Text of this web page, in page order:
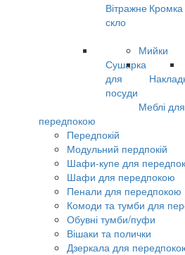
Вітражне
скло
Кромка
Сушарка
для
посуди
Мийки
Меблі для
передпокою
Передпокій
Модульний пердпокій
Шафи-купе для
Шафи для передпокою
Пенали для передпокою
Комоди та тумби для
Обувні тумби/пуфи
Вішаки та полички
Дзеркала для